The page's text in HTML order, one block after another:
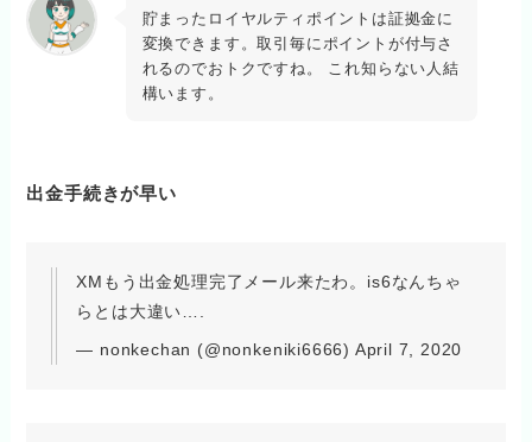
貯まったロイヤルティポイントは証拠金に
変換できます。取引毎にポイントが付与さ
れるのでおトクですね。 これ知らない人結
構います。
出金手続きが早い
XMもう出金処理完了メール来たわ。is6なんちゃ
らとは大違い….
— nonkechan (@nonkeniki6666) April 7, 2020